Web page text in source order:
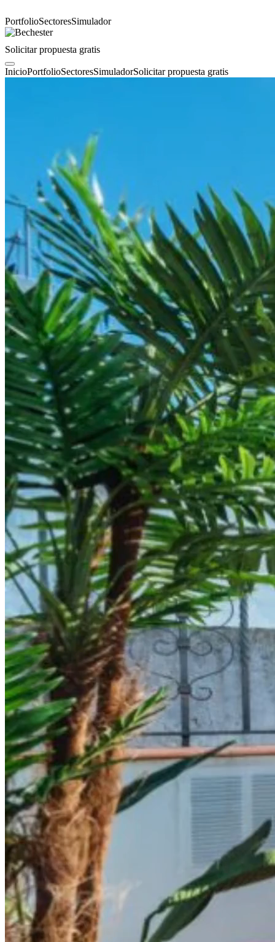
PortfolioSectoresSimulador
Solicitar propuesta gratis
InicioPortfolioSectoresSimuladorSolicitar propuesta gratis